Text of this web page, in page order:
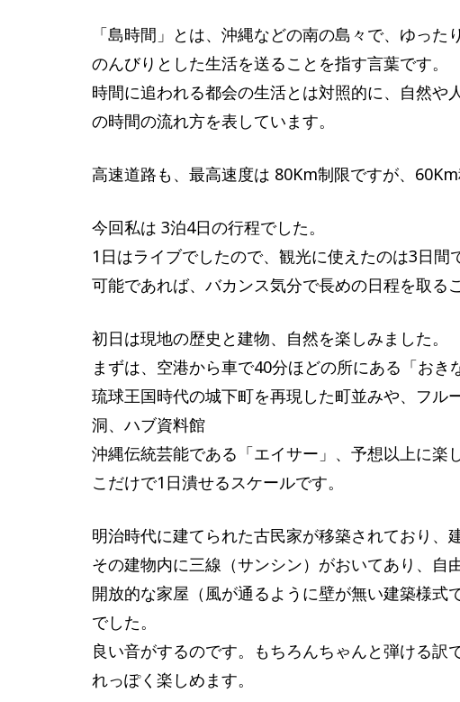
「島時間」とは、沖縄などの南の島々で、ゆっ
のんびりとした生活を送ることを指す言葉です。
時間に追われる都会の生活とは対照的に、自然や
の時間の流れ方を表しています。
高速道路も、最高速度は 80Km制限ですが、60Km
今回私は 3泊4日の行程でした。
1日はライブでしたので、観光に使えたのは3日間
可能であれば、バカンス気分で長めの日程を取る
初日は現地の歴史と建物、自然を楽しみました。
まずは、空港から車で40分ほどの所にある「おき
琉球王国時代の城下町を再現した町並みや、フル
洞、ハブ資料館
沖縄伝統芸能である「エイサー」、予想以上に楽
こだけで1日潰せるスケールです。
明治時代に建てられた古民家が移築されており、
その建物内に三線（サンシン）がおいてあり、自
開放的な家屋（風が通るように壁が無い建築様式
でした。
良い音がするのです。もちろんちゃんと弾ける
れっぽく楽しめます。